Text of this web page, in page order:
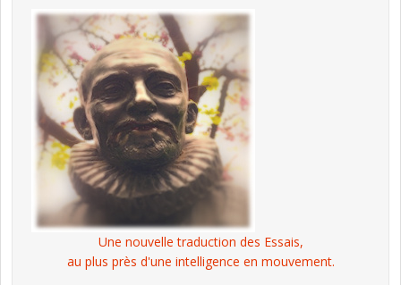
Une nouvelle traduction des Essais,
au plus près d'une intelligence en mouvement.